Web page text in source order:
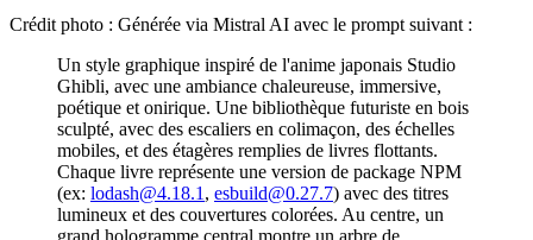
Crédit photo : Générée via Mistral AI avec le prompt suivant :
Un style graphique inspiré de l'anime japonais Studio
Ghibli, avec une ambiance chaleureuse, immersive,
poétique et onirique. Une bibliothèque futuriste en bois
sculpté, avec des escaliers en colimaçon, des échelles
mobiles, et des étagères remplies de livres flottants.
Chaque livre représente une version de package NPM
(ex: lodash@4.18.1 , esbuild@0.27.7) avec des titres
lumineux et des couvertures colorées. Au centre, un